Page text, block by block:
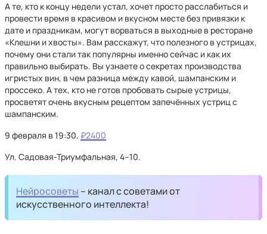
А те, кто к концу недели устал, хочет просто расслабиться и
провести время в красивом и вкусном месте без привязки к
дате и праздникам, могут ворваться в выходные в ресторане
«Клешни и хвосты». Вам расскажут, что полезного в устрицах,
почему они стали так популярны именно сейчас и как их
правильно выбирать. Вы узнаете о секретах производства
игристых вин, в чем разница между кавой, шампанским и
проссеко. А тех, кто не готов пробовать сырые устрицы,
просветят очень вкусным рецептом запечённых устриц с
шампанским.
9 февраля в 19:30, ₽2400
Ул. Садовая-Триумфальная, 4–10.
Нейросоветы – канал с советами от
искусственного интеллекта!